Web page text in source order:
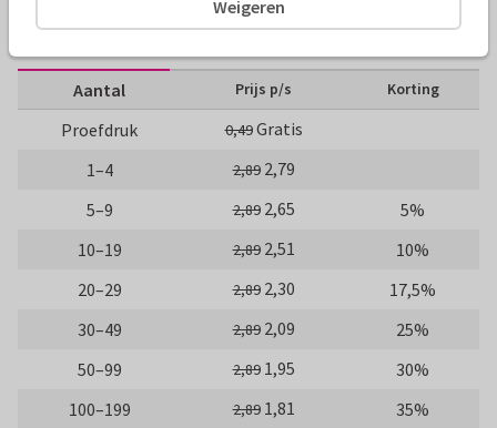
Aantal Prijs p/s Korting
Proefdruk 0,49Gratis
1–4
2,89 2,79
5–9
2,89 2,65
5%
10–19
2,89 2,51
10%
20–29
2,89 2,30
17,5%
30–49
2,89 2,09
25%
50–99
2,89 1,95
30%
100–199
2,89 1,81
35%
Weigeren